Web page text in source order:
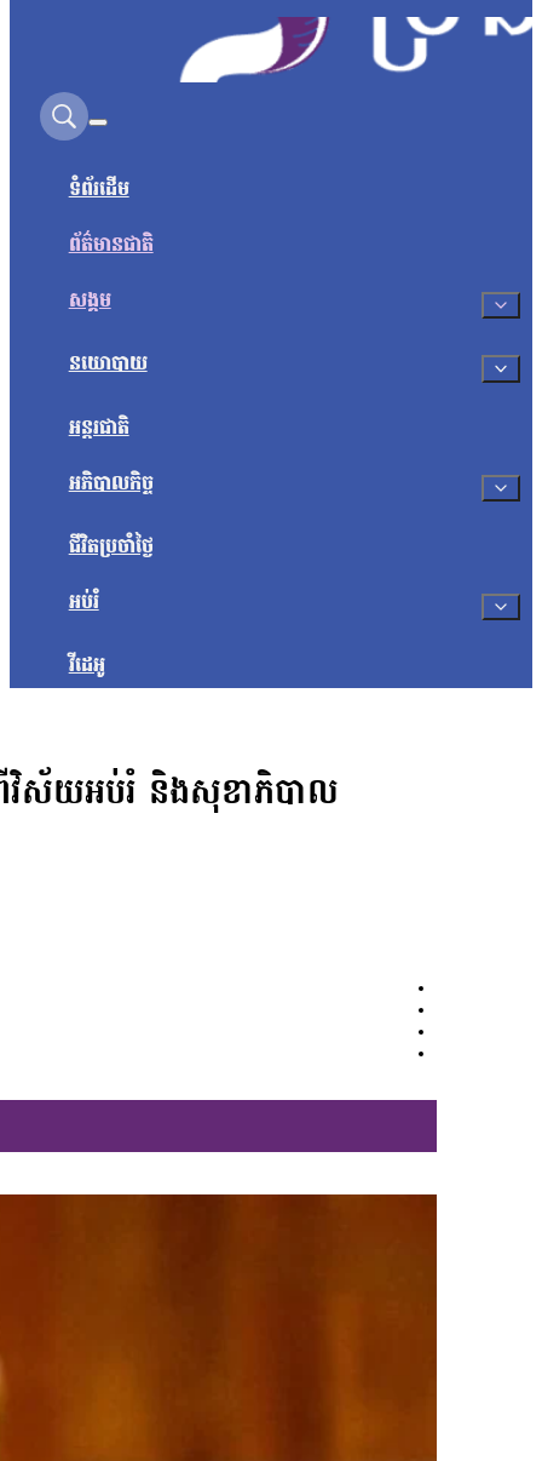
Search on this site
ទំព័រដើម
ព័ត៌មានជាតិ
សង្គម
នយោបាយ
អន្តរជាតិ
អភិបាលកិច្ច
ជីវិតប្រចាំថ្ងៃ
អប់រំ
វីដេអូ
វិស័យអប់រំ និងសុខាភិបាល